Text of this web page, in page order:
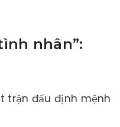
nhân”:
trận đấu định mệnh